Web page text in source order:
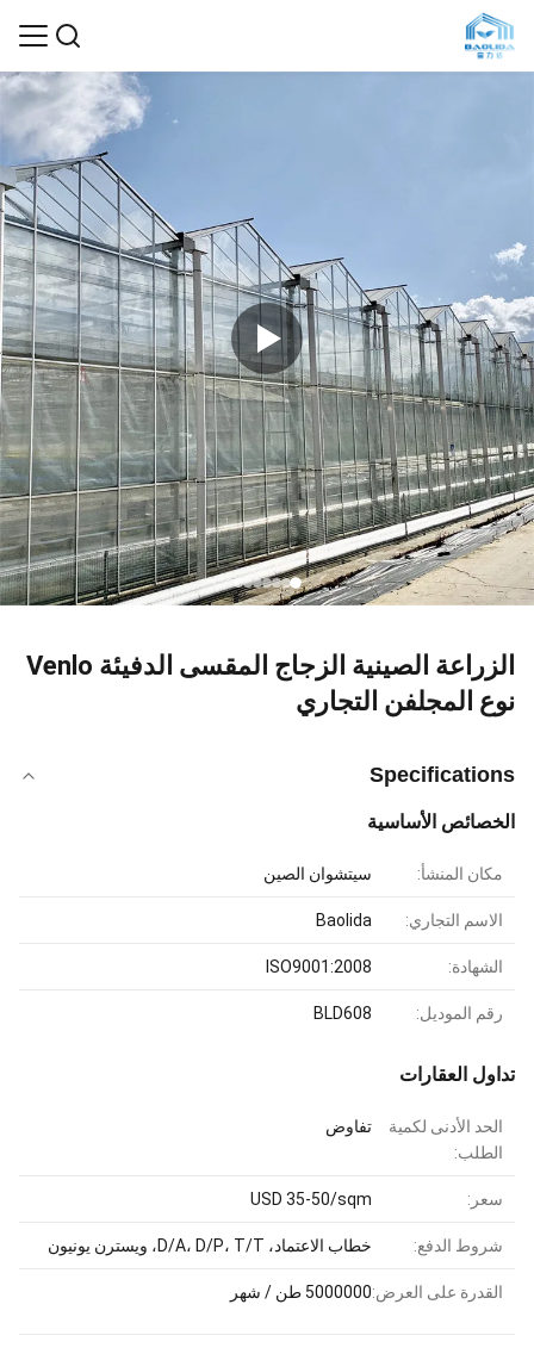
الزراعة الصينية الزجاج المقسى الدفيئة Venlo
نوع المجلفن التجاري
Specifications
الخصائص الأساسية
مكان المنشأ: سيتشوان الصين
الاسم التجاري: Baolida
الشهادة: ISO9001:2008
رقم الموديل: BLD608
تداول العقارات
الحد الأدنى لكمية
الطلب:
تفاوض
سعر: USD 35-50/sqm
شروط الدفع: خطاب الاعتماد، D/A، D/P، T/T، ويسترن يونيون
القدرة على العرض:5000000 طن / شهر